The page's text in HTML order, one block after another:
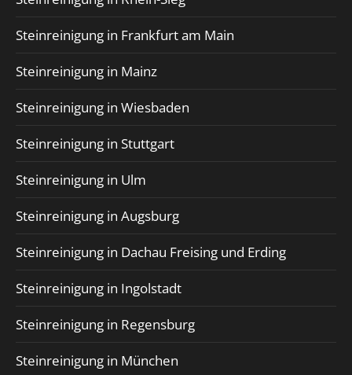
Steinreinigung in Frankfurt am Main
Steinreinigung in Mainz
Steinreinigung in Wiesbaden
Steinreinigung in Stuttgart
Steinreinigung in Ulm
Steinreinigung in Augsburg
Steinreinigung in Dachau Freising und Erding
Steinreinigung in Ingolstadt
Steinreinigung in Regensburg
Steinreinigung in München